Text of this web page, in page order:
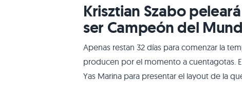
Krisztian Szabo
ser Campeón del
Apenas restan 32 días para comenzar la
producen por el momento a cuentagotas.
Yas Marina para presentar el layout de la